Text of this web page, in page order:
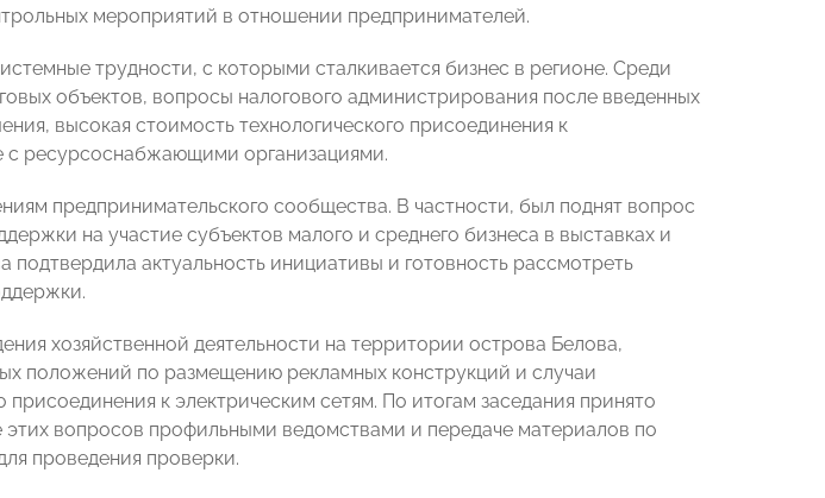
мероприятий в отношении предпринимателей.
трудности, с которыми сталкивается бизнес в регионе. Среди
объектов, вопросы налогового администрирования после введенных
высокая стоимость технологического присоединения к
с ресурсоснабжающими организациями.
предпринимательского сообщества. В частности, был поднят вопрос
на участие субъектов малого и среднего бизнеса в выставках и
подтвердила актуальность инициативы и готовность рассмотреть
хозяйственной деятельности на территории острова Белова,
положений по размещению рекламных конструкций и случаи
к электрическим сетям. По итогам заседания принято
вопросов профильными ведомствами и передаче материалов по
проведения проверки.